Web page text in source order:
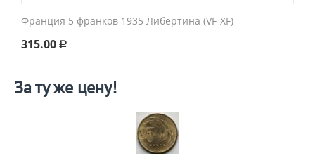
Франция 5 франков 1935 Либертина (VF-XF)
315.00 Р
За ту же цену!